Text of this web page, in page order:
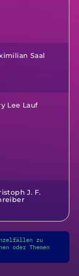
Saal
Lee Lauf
J. F.
zu
oder Themen